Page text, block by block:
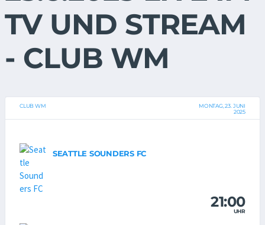
TV UND STREAM
- CLUB WM
CLUB WM
MONTAG, 23. JUNI
2025
SEATTLE SOUNDERS FC
21:00
UHR